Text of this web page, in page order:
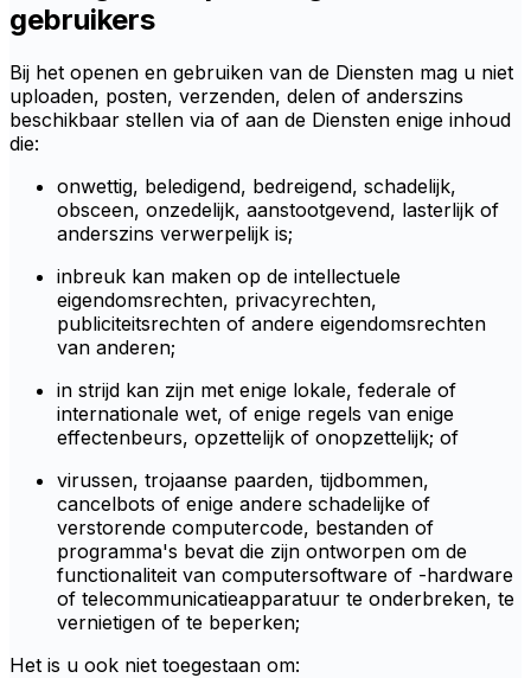
gebruikers
Bij het openen en gebruiken van de Diensten mag u niet
uploaden, posten, verzenden, delen of anderszins
beschikbaar stellen via of aan de Diensten enige inhoud
die:
onwettig, beledigend, bedreigend, schadelijk,
obsceen, onzedelijk, aanstootgevend, lasterlijk of
anderszins verwerpelijk is;
inbreuk kan maken op de intellectuele
eigendomsrechten, privacyrechten,
publiciteitsrechten of andere eigendomsrechten
van anderen;
in strijd kan zijn met enige lokale, federale of
internationale wet, of enige regels van enige
effectenbeurs, opzettelijk of onopzettelijk; of
virussen, trojaanse paarden, tijdbommen,
cancelbots of enige andere schadelijke of
verstorende computercode, bestanden of
programma's bevat die zijn ontworpen om de
functionaliteit van computersoftware of -hardware
of telecommunicatieapparatuur te onderbreken, te
vernietigen of te beperken;
Het is u ook niet toegestaan om: